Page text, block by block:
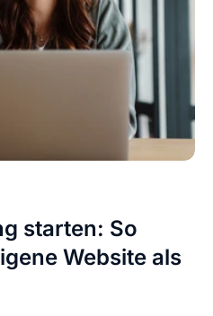
starten: So
Website als